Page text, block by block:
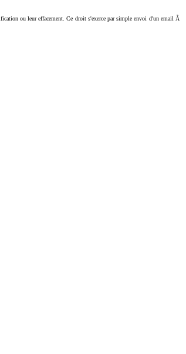
ou leur effacement. Ce droit s'exerce par simple envoi d'un email Ã